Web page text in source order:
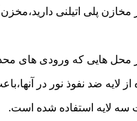
پلی اتیلنی دارید،مخزن
هایی که ورودی های
از لایه ضد نفوذ نور در
سه لایه استفاده شده است.